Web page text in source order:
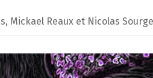
Mickael Reaux et Nicolas